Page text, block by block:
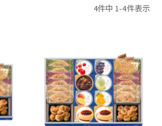
4件中 1-4件表示